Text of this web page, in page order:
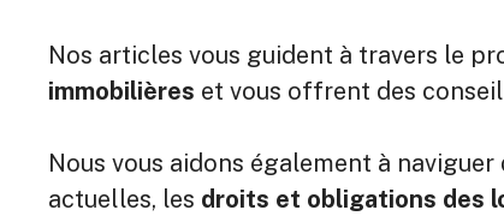
Nos articles vous guident à travers le
immobilières et vous offrent des
Nous vous aidons également à naviguer
actuelles, les droits et obligations des